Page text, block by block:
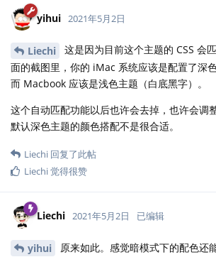
yihui 2021年5月2日
Liechi
这是因为目前这个主题的 CSS 会
面的截图里，你的 iMac 系统应该是配置了深
而 Macbook 应该是浅色主题（白底黑字）。
这个自动匹配功能以后也许会去掉，也许会调
默认深色主题的颜色搭配不是很合适。
Liechi 回复了此帖
Liechi觉得很赞
Liechi 2021年5月2日 已编辑
yihui
原来如此。感觉暗模式下的配色还